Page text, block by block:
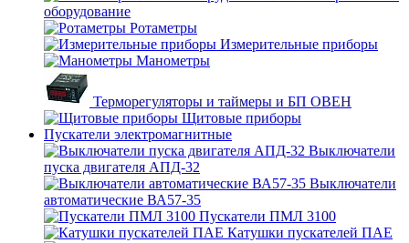
оборудование
Ротаметры
Измерительные приборы
Манометры
Терморегуляторы и таймеры и БП ОВЕН
Щитовые приборы
Пускатели электромагнитные
Выключатели
пуска двигателя АПД-32
Выключатели
автоматические ВА57-35
Пускатели ПМЛ 3100
Катушки пускателей ПАЕ